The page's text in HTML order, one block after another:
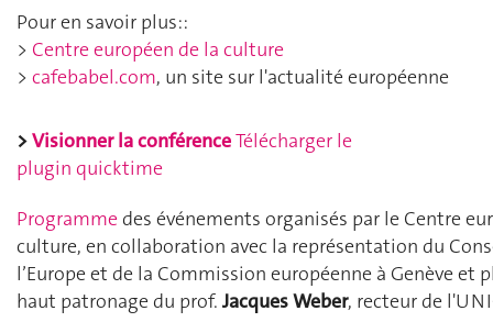
Pour en savoir plus::
> Centre européen de la culture
> cafebabel.com, un site sur l'actualité européenne
>Visionner la conférenceTélécharger le
plugin quicktime
Programme des événements organisés par le Centre
culture, en collaboration avec la représentation du
l’Europe et de la Commission européenne à Genève et
haut patronage du prof. Jacques Weber, recteur de